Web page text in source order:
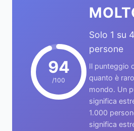
94
/100
Solo 1 su
persone
Il punteggio
quanto è
mondo. Un
significa
1.000
significa